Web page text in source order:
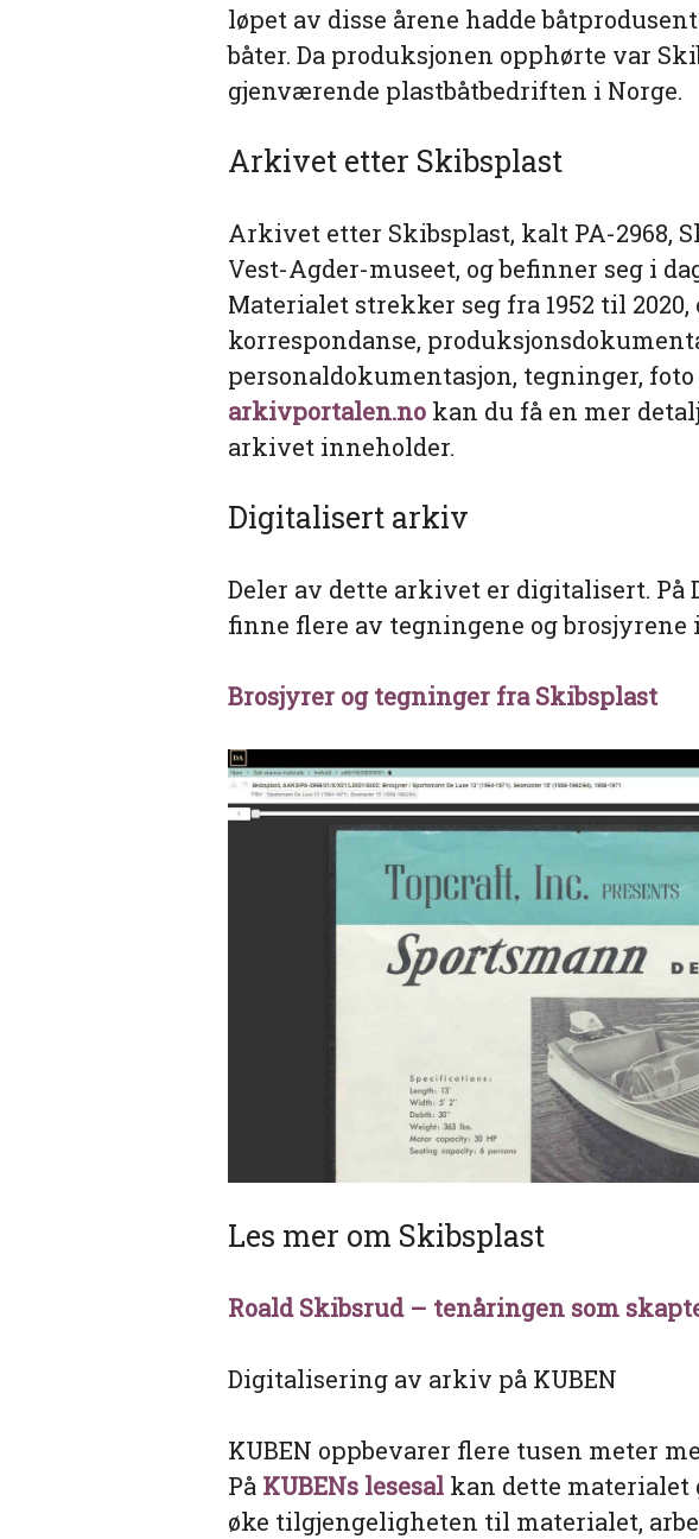
løpet av disse årene hadde
båter. Da produksjonen opphørte var
gjenværende plastbåtbedriften i Norge.
Arkivet etter Skibsplast
Arkivet etter Skibsplast, kalt PA-2968,
Vest-Agder-museet, og befinner seg i
Materialet strekker seg fra 1952 til
korrespondanse,
personaldokumentasjon, tegninger, foto
arkivportalen.no kan du få en mer
arkivet inneholder.
Digitalisert arkiv
Deler av dette arkivet er digitalisert.
finne flere av tegningene og brosjyrene
Brosjyrer og tegninger fra Skibsplast
Les mer om Skibsplast
Roald Skibsrud – tenåringen som
Digitalisering av arkiv på KUBEN
KUBEN oppbevarer flere tusen meter
På KUBENs lesesal kan dette materialet
øke tilgjengeligheten til materialet,